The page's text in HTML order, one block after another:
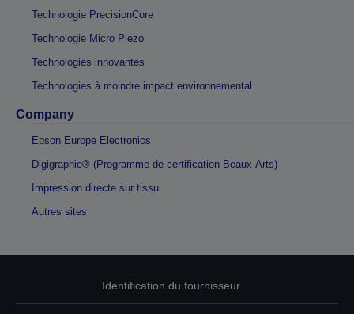
Technologie PrecisionCore
Technologie Micro Piezo
Technologies innovantes
Technologies à moindre impact environnemental
Company
Epson Europe Electronics
Digigraphie® (Programme de certification Beaux-Arts)
Impression directe sur tissu
Autres sites
Identification du fournisseur